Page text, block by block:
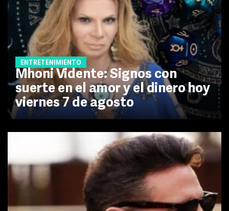
ENTRETENIMIENTO
Mhoni Vidente: Signos con
suerte en el amor y el dinero hoy
viernes 7 de agosto